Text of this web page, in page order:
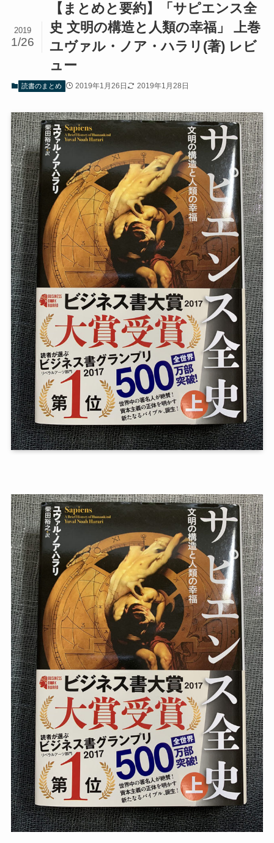
【まとめと要約】「サピエンス全
史 文明の構造と人類の幸福」 上巻
ユヴァル・ノア・ハラリ(著) レビ
ュー
2019
1/26
読書のまとめ 2019年1月26日 2019年1月28日